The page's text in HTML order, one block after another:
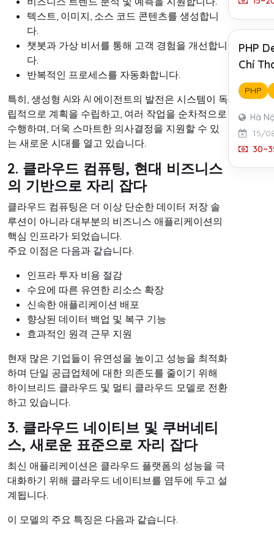
텍스트, 이미지, 소스 코드 콘텐츠를 생성합니
다.
챗봇과 가상 비서를 통해 고객 경험을 개선합니
다.
반복적인 프로세스를 자동화합니다.
특히, 생성형 AI와 AI 에이전트의 발전은 시스템이 독
립적으로 계획을 수립하고, 여러 작업을 순차적으로
수행하며, 더욱 스마트한 의사결정을 지원할 수 있
는 새로운 시대를 열고 있습니다.
2. 클라우드 컴퓨팅, 현대 비즈니스
의 기반으로 자리 잡다
클라우드 컴퓨팅은 더 이상 단순한 데이터 저장 솔
루션이 아니라 대부분의 비즈니스 애플리케이션의
핵심 인프라가 되었습니다.
주요 이점은 다음과 같습니다.
인프라 투자 비용 절감
수요에 따른 유연한 리소스 확장
신속한 애플리케이션 배포
향상된 데이터 백업 및 복구 기능
효과적인 원격 근무 지원
현재 많은 기업들이 유연성을 높이고 성능을 최적화
하며 단일 공급업체에 대한 의존도를 줄이기 위해
하이브리드 클라우드 및 멀티 클라우드 모델로 전환
하고 있습니다.
3. 클라우드 네이티브 및 쿠버네티
스, 새로운 표준으로 자리 잡다
최신 애플리케이션은 클라우드 플랫폼의 성능을 극
대화하기 위해 클라우드 네이티브를 염두에 두고 설
계됩니다.
이 모델의 주요 특징은 다음과 같습니다.
PHP
Chí
PHP
Hà
15/